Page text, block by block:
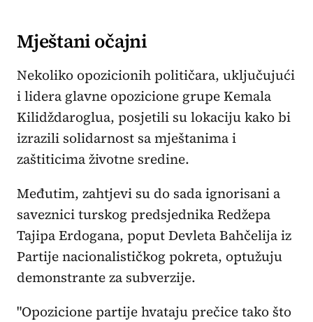
Mještani očajni
Nekoliko opozicionih političara, uključujući
i lidera glavne opozicione grupe Kemala
Kilidždaroglua, posjetili su lokaciju kako bi
izrazili solidarnost sa mještanima i
zaštiticima životne sredine.
Međutim, zahtjevi su do sada ignorisani a
saveznici turskog predsjednika Redžepa
Tajipa Erdogana, poput Devleta Bahčelija iz
Partije nacionalističkog pokreta, optužuju
demonstrante za subverzije.
"Opozicione partije hvataju prečice tako što